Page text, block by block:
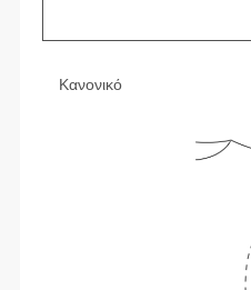
Κανονικό